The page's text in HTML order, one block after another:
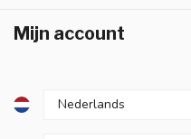
Mijn account